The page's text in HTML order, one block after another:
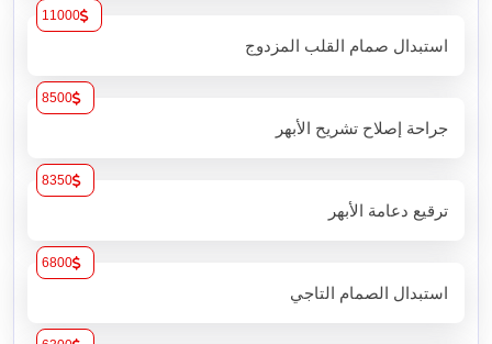
استبدال صمام القلب المزدوج
11000
جراحة إصلاح تشريح الأبهر
8500
ترقيع دعامة الأبهر
8350
استبدال الصمام التاجي
6800